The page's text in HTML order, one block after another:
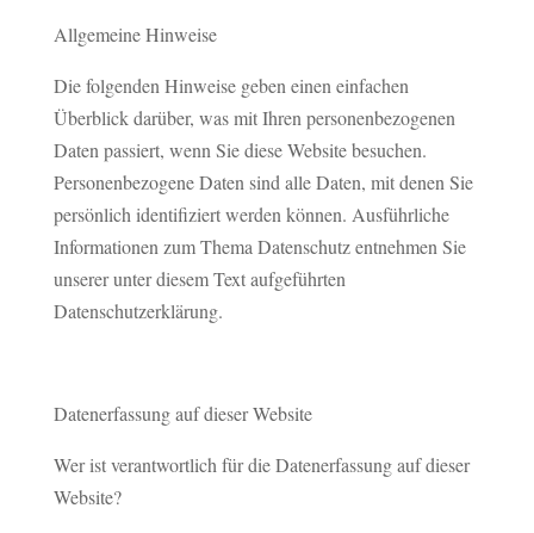
Allgemeine Hinweise
Die folgenden Hinweise geben einen einfachen
Überblick darüber, was mit Ihren personenbezogenen
Daten passiert, wenn Sie diese Website besuchen.
Personenbezogene Daten sind alle Daten, mit denen Sie
persönlich identifiziert werden können. Ausführliche
Informationen zum Thema Datenschutz entnehmen Sie
unserer unter diesem Text aufgeführten
Datenschutzerklärung.
Datenerfassung auf dieser Website
Wer ist verantwortlich für die Datenerfassung auf dieser
Website?